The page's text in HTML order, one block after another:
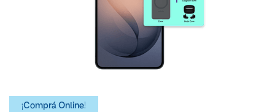
¡Comprá Online!